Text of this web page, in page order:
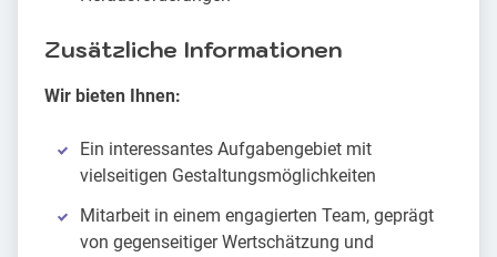
Zusätzliche Informationen
Wir bieten Ihnen:
Ein interessantes Aufgabengebiet mit
vielseitigen Gestaltungsmöglichkeiten
Mitarbeit in einem engagierten Team, geprägt
von gegenseitiger Wertschätzung und